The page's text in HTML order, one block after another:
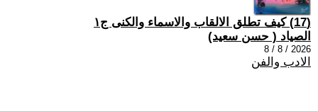
(17) كيف تطلق الالقاب والاسماء والكنى ج١
الصياد ‏( حسن سعيد‏)
2026 / 8 / 8
الادب والفن